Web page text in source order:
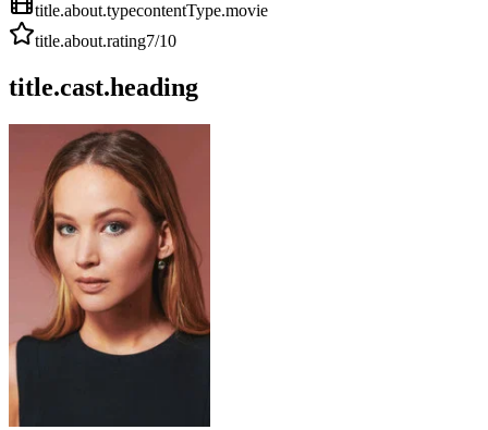
title.about.typecontentType.movie
title.about.rating7/10
title.cast.heading